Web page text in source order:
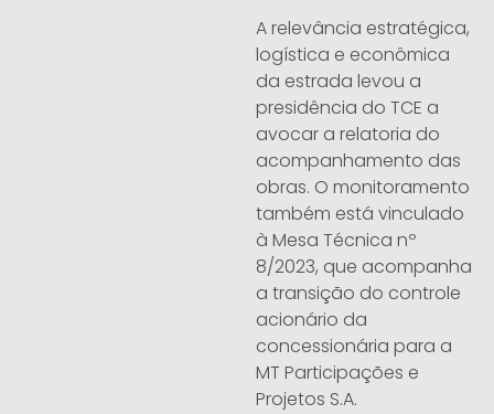
A relevância estratégica,
logística e econômica
da estrada levou a
presidência do TCE a
avocar a relatoria do
acompanhamento das
obras. O monitoramento
também está vinculado
à Mesa Técnica nº
8/2023, que acompanha
a transição do controle
acionário da
concessionária para a
MT Participações e
Projetos S.A.